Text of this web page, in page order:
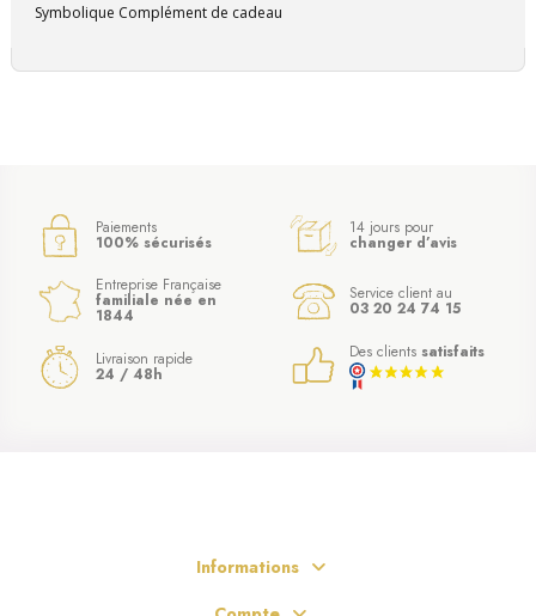
Symbolique Complément de cadeau
Paiements
100% sécurisés
14 jours pour
changer d’avis
Entreprise Française
familiale née en
1844
Service client au
03 20 24 74 15
Livraison rapide
24 / 48h
Des clients satisfaits
Informations